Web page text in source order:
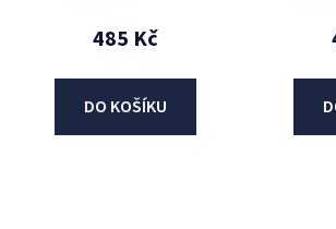
485 Kč
DO KOŠÍKU